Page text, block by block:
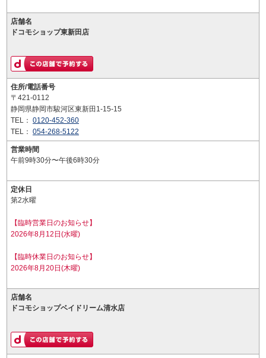
店舗名
ドコモショップ東新田店
住所/電話番号
〒421-0112
静岡県静岡市駿河区東新田1-15-15
TEL： 0120-452-360
TEL： 054-268-5122
営業時間
午前9時30分〜午後6時30分
定休日
第2水曜
【臨時営業日のお知らせ】
2026年8月12日(水曜)
【臨時休業日のお知らせ】
2026年8月20日(木曜)
店舗名
ドコモショップベイドリーム清水店